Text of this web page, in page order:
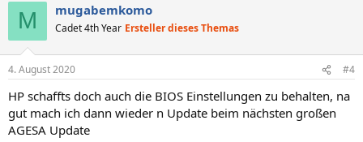
M mugabemkomo
Cadet 4th Year Ersteller dieses Themas
4. August 2020 #4
HP schaffts doch auch die BIOS Einstellungen zu behalten, na
gut mach ich dann wieder n Update beim nächsten großen
AGESA Update